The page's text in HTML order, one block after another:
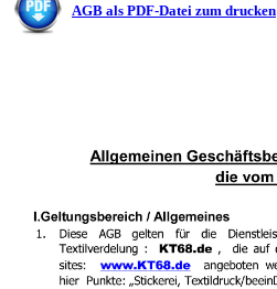
AGB als PDF-Datei zum drucken